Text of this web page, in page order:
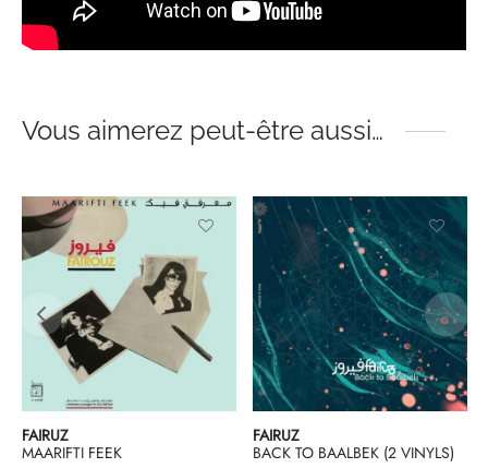
Vous aimerez peut-être aussi…
FAIRUZ
MAARIFTI FEEK
FAIRUZ
BACK TO BAALBEK (2 VINYLS)